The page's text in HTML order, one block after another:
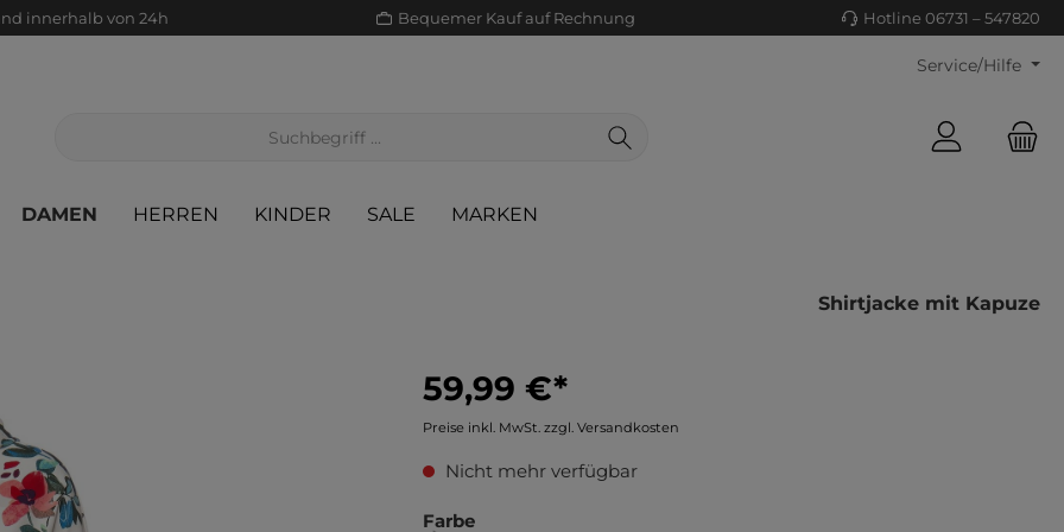
innerhalb von 24h Bequemer Kauf auf Rechnung Hotline 06731 – 547820
Service/Hilfe
DAMEN HERREN KINDER SALE MARKEN
Schals/Tücher
Schuhe
Sakko
Sonstiges
Shirtjacke mit Kapuze
59,99 €*
Preise inkl. MwSt. zzgl. Versandkosten
Nicht mehr verfügbar
Farbe